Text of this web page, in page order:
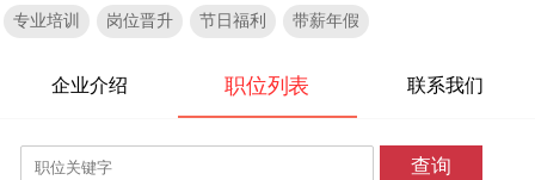
专业培训 岗位晋升 节日福利 带薪年假
企业介绍 职位列表 联系我们
查询